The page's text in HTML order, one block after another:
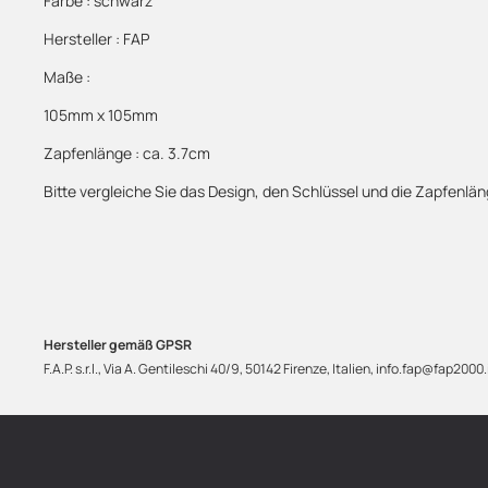
Hersteller : FAP
Maße :
105mm x 105mm
Zapfenlänge : ca. 3.7cm
Bitte vergleiche Sie das Design, den Schlüssel und die
Hersteller gemäß GPSR
F.A.P. s.r.l., Via A. Gentileschi 40/9, 50142 Firenze, Italien,